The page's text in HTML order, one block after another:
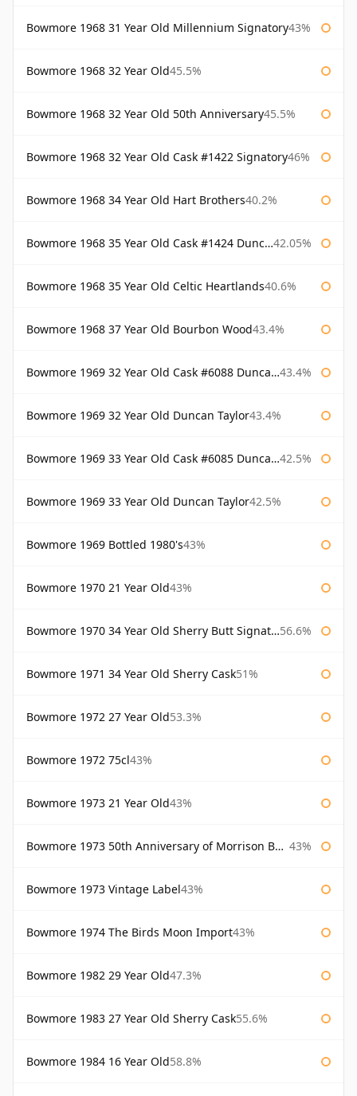
Bowmore 1968 31 Year Old Millennium Signatory43%
Bowmore 1968 32 Year Old45.5%
Bowmore 1968 32 Year Old 50th Anniversary45.5%
Bowmore 1968 32 Year Old Cask #1422 Signatory46%
Bowmore 1968 34 Year Old Hart Brothers40.2%
Bowmore 1968 35 Year Old Cask #1424 Duncan Taylor 42.05%
Bowmore 1968 35 Year Old Celtic Heartlands40.6%
Bowmore 1968 37 Year Old Bourbon Wood43.4%
Bowmore 1969 32 Year Old Cask #6088 Duncan Taylor 43.4%
Bowmore 1969 32 Year Old Duncan Taylor43.4%
Bowmore 1969 33 Year Old Cask #6085 Duncan Taylor 42.5%
Bowmore 1969 33 Year Old Duncan Taylor42.5%
Bowmore 1969 Bottled 1980's43%
Bowmore 1970 21 Year Old43%
Bowmore 1970 34 Year Old Sherry Butt Signatory 56.6%
Bowmore 1971 34 Year Old Sherry Cask51%
Bowmore 1972 27 Year Old53.3%
Bowmore 1972 75cl43%
Bowmore 1973 21 Year Old43%
Bowmore 1973 50th Anniversary of Morrison Bowmore 43%
Bowmore 1973 Vintage Label43%
Bowmore 1974 The Birds Moon Import43%
Bowmore 1982 29 Year Old47.3%
Bowmore 1983 27 Year Old Sherry Cask55.6%
Bowmore 1984 16 Year Old58.8%